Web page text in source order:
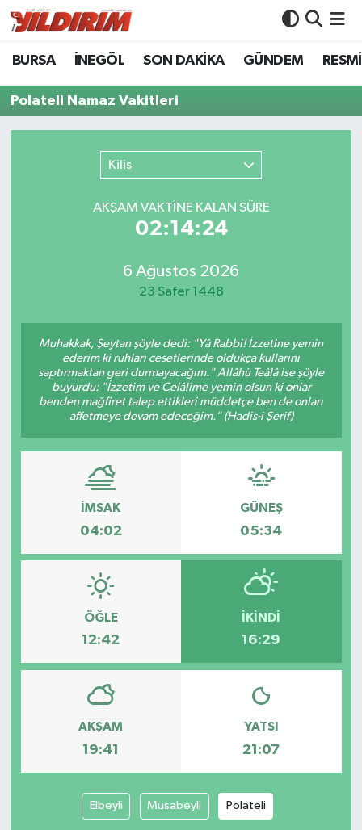
BURSA İNEGÖL SON DAKİKA GÜNDEM
Polateli Namaz Vakitleri
Kilis
AKŞAM VAKTİNE KALAN SÜRE
02:14:24
6 Ağustos 2026
23 Safer 1448
Muhakkak, Şeytan şöyle dedi: "Yâ Rabbi! İzzetine yemin
ederim ki ruhları cesetlerinde oldukça kullarını
saptırmaktan geri durmayacağım." Allâhü Teâlâ ise şöyle
buyurdu: "İzzetim ve Celâlime yemin olsun ki onlar
benden mağfiret talep ettikleri müddetçe ben de onları
affetmeye devam edeceğim." (Hadis-i Şerif)
İMSAK
04:02
GÜNEŞ
05:34
ÖĞLE
12:42
İKINDI
16:29
AKŞAM
19:41
YATSI
21:07
Elbeyli Musabeyli Polateli
BURSA
İNEGÖL
RESMİ İLANLAR
KÖŞE YAZILARI
YAŞAM
SPOR
Bursa Nöbetçi Eczaneler
Bursa Hava Durumu
Süper Lig Puan Durumu ve Fikstür
Tüm Manşetler
Haber Arşivi